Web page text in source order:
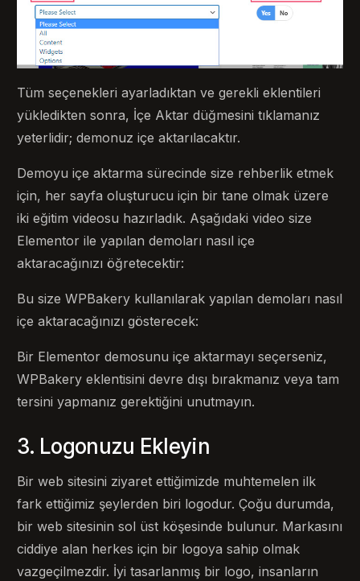
Tüm seçenekleri ayarladıktan ve gerekli eklentileri
yükledikten sonra, İçe Aktar düğmesini tıklamanız
yeterlidir; demonuz içe aktarılacaktır.
Demoyu içe aktarma sürecinde size rehberlik etmek
için, her sayfa oluşturucu için bir tane olmak üzere
iki eğitim videosu hazırladık. Aşağıdaki video size
Elementor ile yapılan demoları nasıl içe
aktaracağınızı öğretecektir:
Bu size WPBakery kullanılarak yapılan demoları nasıl
içe aktaracağınızı gösterecek:
Bir Elementor demosunu içe aktarmayı seçerseniz,
WPBakery eklentisini devre dışı bırakmanız veya tam
tersini yapmanız gerektiğini unutmayın.
3. Logonuzu Ekleyin
Bir web sitesini ziyaret ettiğimizde muhtemelen ilk
fark ettiğimiz şeylerden biri logodur. Çoğu durumda,
bir web sitesinin sol üst köşesinde bulunur. Markasını
ciddiye alan herkes için bir logoya sahip olmak
vazgeçilmezdir. İyi tasarlanmış bir logo, insanların